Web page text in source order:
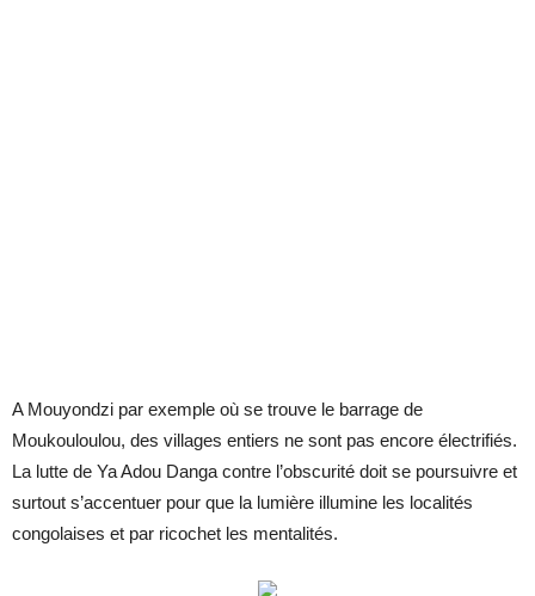
A Mouyondzi par exemple où se trouve le barrage de
Moukouloulou, des villages entiers ne sont pas encore électrifiés.
La lutte de Ya Adou Danga contre l’obscurité doit se poursuivre et
surtout s’accentuer pour que la lumière illumine les localités
congolaises et par ricochet les mentalités.